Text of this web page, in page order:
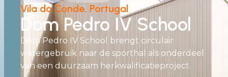
Vila do Conde, Portugal
Dom Pedro IV School
Dom Pedro IV School brengt circulair
watergebruik naar de sporthal als onderdeel
van een duurzaam herkwalificatieproject.